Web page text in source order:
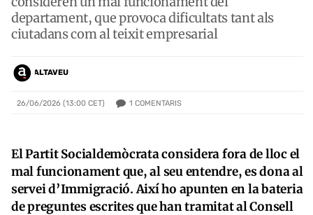
departament, que provoca dificultats tant als
ciutadans com al teixit empresarial
ALTAVEU
26/06/2026 (13:00 CET) 1 COMENTARIS
El Partit Socialdemòcrata considera fora de lloc el
mal funcionament que, al seu entendre, es dona al
servei d’Immigració. Així ho apunten en la bateria
de preguntes escrites que han tramitat al Consell